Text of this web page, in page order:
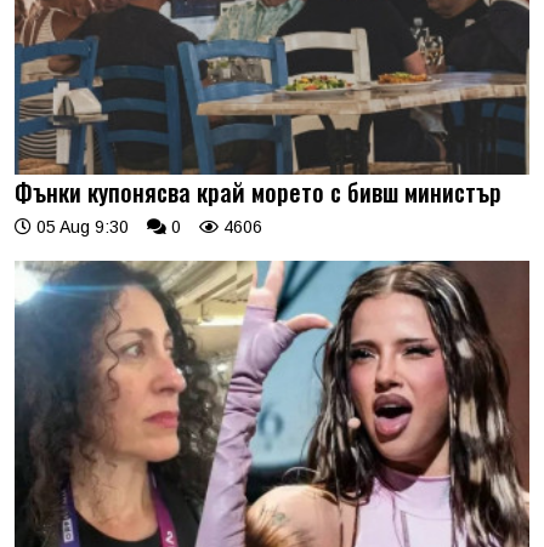
Фънки купонясва край морето с бивш министър
05 Aug 9:30 0 4606